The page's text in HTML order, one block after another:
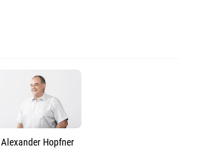
Alexander Hopfner